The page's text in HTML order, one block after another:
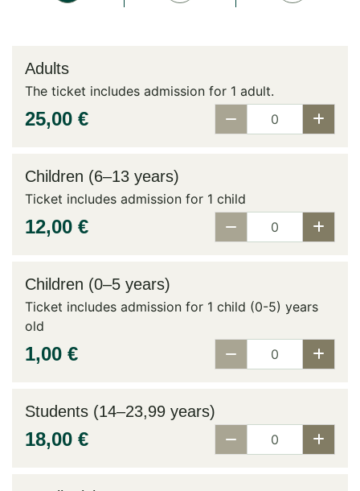
Adults
The ticket includes admission for 1 adult.
25,00 €
Children (6–13 years)
Ticket includes admission for 1 child
12,00 €
Children (0–5 years)
Ticket includes admission for 1 child (0-5) years
old
1,00 €
Students (14–23,99 years)
18,00 €